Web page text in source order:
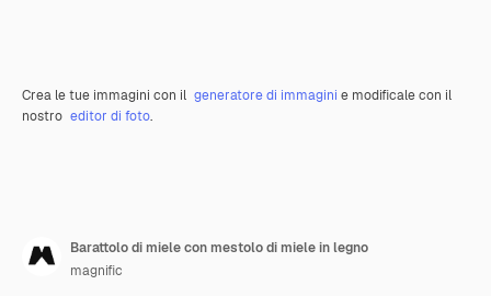
Crea le tue immagini con il generatore di immagini e modificale con il
nostro editor di foto.
Barattolo di miele con mestolo di miele in legno
magnific